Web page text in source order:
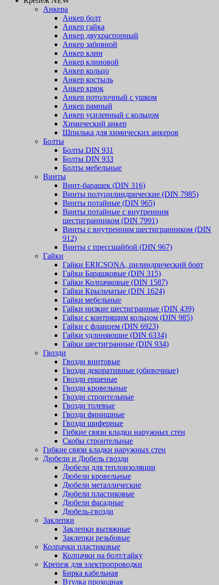
Анкера
Анкер болт
Анкер гайка
Анкер двухраспорный
Анкер забивной
Анкер клин
Анкер клиновой
Анкер кольцо
Анкер костыль
Анкер крюк
Анкер потолочный с ушком
Анкер рамный
Анкер усиленный с кольцом
Химический анкер
Шпилька для химических анкеров
Болты
Болты DIN 931
Болты DIN 933
Болты мебельные
Винты
Винт-барашек (DIN 316)
Винты полуцилиндрические (DIN 7985)
Винты потайные (DIN 965)
Винты потайные с внутренним
шестигранником (DIN 7991)
Винты с внутренним шестигранником (DIN
912)
Винты с прессшайбой (DIN 967)
Гайки
Гайки ERICSONA, цилиндрический борт
Гайки Барашковые (DIN 315)
Гайки Колпачковые (DIN 1587)
Гайки Крыльчатые (DIN 1624)
Гайки мебельные
Гайки низкие шестигранные (DIN 439)
Гайки с контрящим кольцом (DIN 985)
Гайки с фланцем (DIN 6923)
Гайки удлиняющие (DIN 6334)
Гайки шестигранные (DIN 934)
Гвозди
Гвозди винтовые
Гвозди декоративные (обивочные)
Гвозди ершеные
Гвозди кровельные
Гвозди строительные
Гвозди толевые
Гвозди финишные
Гвозди шиферные
Гибкие связи кладки наружных стен
Скобы строительные
Гибкие связи кладки наружных стен
Дюбели и Дюбель гвозди
Дюбели для теплоизоляции
Дюбели кровельные
Дюбели металлические
Дюбели пластиковые
Дюбели фасадные
Дюбель-гвозди
Заклепки
Заклепки вытяжные
Заклепки резьбовые
Колпачки пластиковые
Колпачки на болт/гайку
Крепеж для электропроводки
Бирка кабельная
Втулка проходная